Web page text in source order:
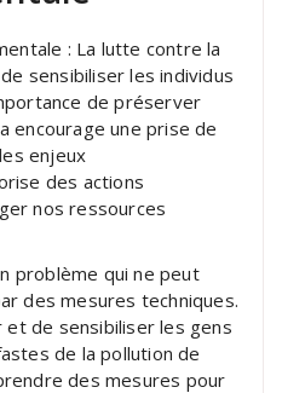
: La lutte contre la
sensibiliser les individus
de préserver
encourage une prise de
enjeux
des actions
nos ressources
problème qui ne peut
des mesures techniques.
et de sensibiliser les gens
de la pollution de
des mesures pour